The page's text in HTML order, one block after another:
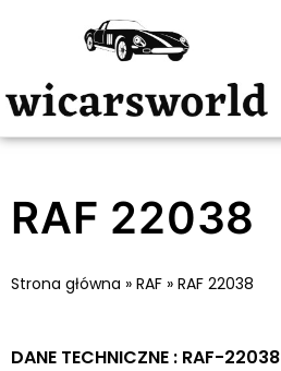
RAF 22038
Strona główna » RAF » RAF 22038
DANE TECHNICZNE : RAF-22038